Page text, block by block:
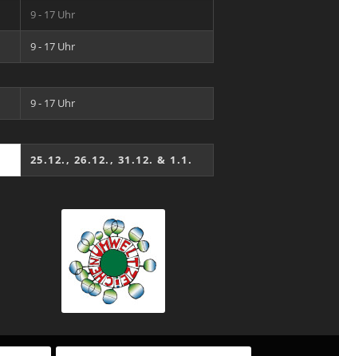
9 - 17 Uhr
9 - 17 Uhr
9 - 17 Uhr
25.12., 26.12., 31.12. & 1.1.